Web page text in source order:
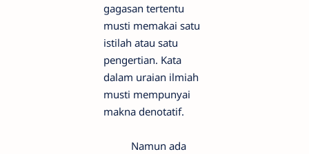
gagasan tertentu
musti memakai satu
istilah atau satu
pengertian. Kata
dalam uraian ilmiah
musti mempunyai
makna denotatif.
Namun ada